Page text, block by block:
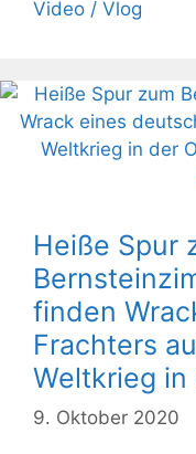
Video / Vlog
Heiße Spur
finden
Frachters
Weltkrieg in
9. Oktober 2020